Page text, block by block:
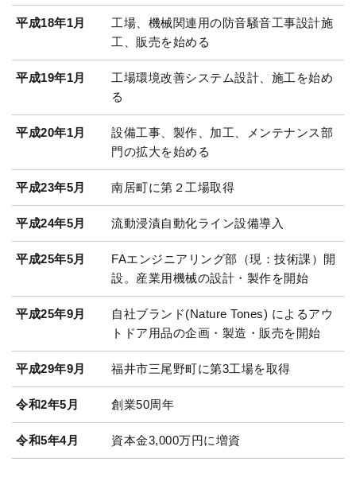
平成18年1月
工場、機械関連用の防音騒音工事設計施
工、販売を始める
平成19年1月
工場環境改善システム設計、施工を始め
る
平成20年1月
設備工事、製作、加工、メンテナンス部
門の拡大を始める
平成23年5月 南居町に第２工場取得
平成24年5月 流動浸漬自動化ライン設備導入
平成25年5月
FAエンジニアリング部（現：技術課）開
設。産業用機械の設計・製作を開始
平成25年9月
自社ブランド(Nature Tones) によるアウ
トドア用品の企画・製造・販売を開始
平成29年9月 福井市三尾野町に第3工場を取得
令和2年5月 創業50周年
令和5年4月 資本金3,000万円に増資